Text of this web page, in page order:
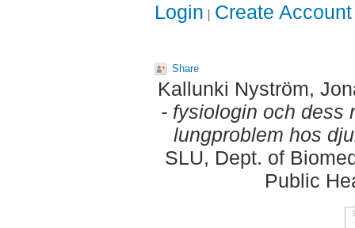
Login Create Account
Share
Kallunki Nyström,
- fysiologin och dess
lungproblem hos
SLU, Dept. of
Public